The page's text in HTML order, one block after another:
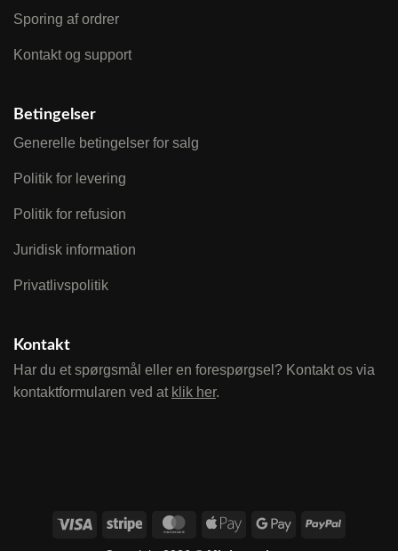
Sporing af ordrer
Kontakt og support
Betingelser
Generelle betingelser for salg
Politik for levering
Politik for refusion
Juridisk information
Privatlivspolitik
Kontakt
Har du et spørgsmål eller en forespørgsel? Kontakt os via
kontaktformularen ved at klik her.
Visa Stripe MasterCardApple
Google
PayPal